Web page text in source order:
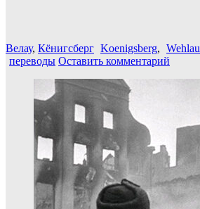
Велау, Кёнигсберг Koenigsberg, Wehlau
переводы Оставить комментарий